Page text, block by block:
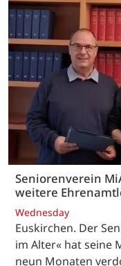
Seniorenverein
weitere
Wednesday
Euskirchen. Der
im Alter« hat seine
neun Monaten